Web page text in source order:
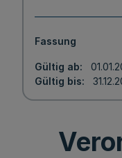
Fassung
Gültig ab
Gültig bis